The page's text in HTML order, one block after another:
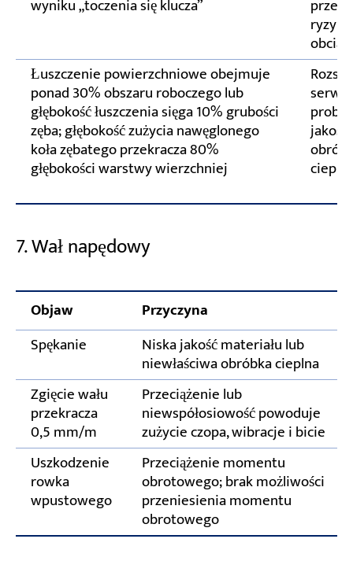
wyniku „toczenia się klucza”
Łuszczenie powierzchniowe obejmuje
ponad 30% obszaru roboczego lub
głębokość łuszczenia sięga 10% grubości
zęba; głębokość zużycia nawęglonego
koła zębatego przekracza 80%
głębokości warstwy wierzchniej
7. Wał napędowy
Objaw
Przyczyna
Spękanie
Niska jakość materiału lub
niewłaściwa obróbka cieplna
Zgięcie wału
przekracza
0,5 mm/m
Przeciążenie lub
niewspółosiowość powoduje
zużycie czopa, wibracje i bicie
Uszkodzenie
rowka
wpustowego
Przeciążenie momentu
obrotowego; brak możliwości
przeniesienia momentu
obrotowego